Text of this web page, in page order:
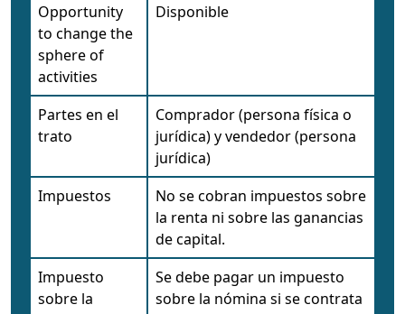
Opportunity
to change the
sphere of
activities
Disponible
Partes en el
trato
Comprador (persona física o
jurídica) y vendedor (persona
jurídica)
Impuestos
No se cobran impuestos sobre
la renta ni sobre las ganancias
de capital.
Impuesto
sobre la
Se debe pagar un impuesto
sobre la nómina si se contrata